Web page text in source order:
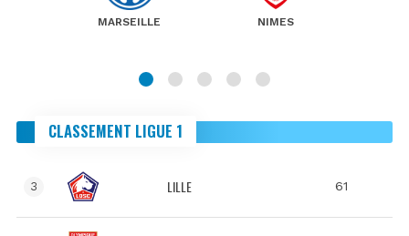
MARSEILLE NIMES
CLASSEMENT LIGUE 1
3 LILLE 61